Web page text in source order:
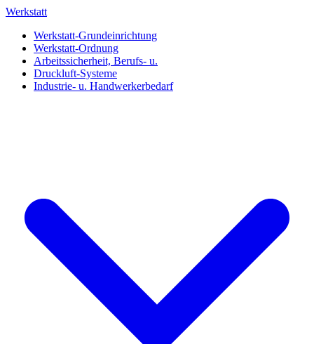
Werkstatt
Werkstatt-Grundeinrichtung
Werkstatt-Ordnung
Arbeitssicherheit, Berufs- u.
Druckluft-Systeme
Industrie- u. Handwerkerbedarf